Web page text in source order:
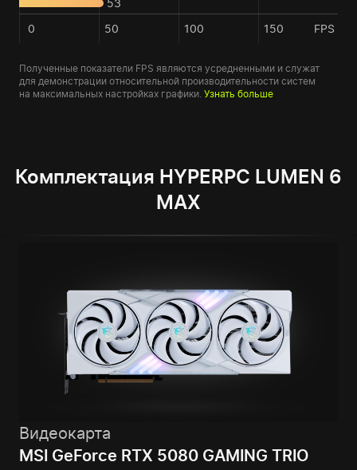
53
0
50 100 150 FPS
Полученные показатели FPS являются усредненными и служат
для демонстрации относительной производительности систем
на максимальных настройках графики. Узнать больше
Комплектация HYPERPC LUMEN 6
MAX
Видеокарта
MSI GeForce RTX 5080 GAMING TRIO